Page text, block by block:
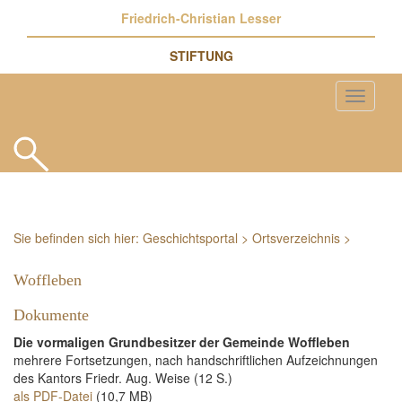
Friedrich-Christian Lesser
STIFTUNG
Sie befinden sich hier: Geschichtsportal > Ortsverzeichnis >
Woffleben
Dokumente
Die vormaligen Grundbesitzer der Gemeinde Woffleben
mehrere Fortsetzungen, nach handschriftlichen Aufzeichnungen
des Kantors Friedr. Aug. Weise (12 S.)
als PDF-Datei (10,7 MB)